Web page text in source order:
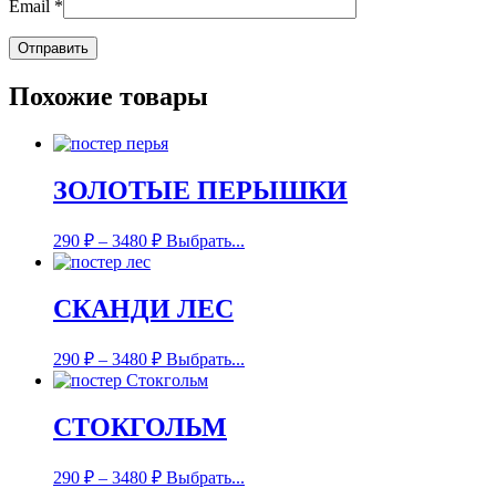
Email *
Похожие товары
ЗОЛОТЫЕ ПЕРЫШКИ
290 ₽ – 3480 ₽ Выбрать...
СКАНДИ ЛЕС
290 ₽ – 3480 ₽ Выбрать...
СТОКГОЛЬМ
290 ₽ – 3480 ₽ Выбрать...